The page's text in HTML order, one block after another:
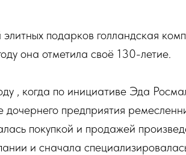
подарков голландская
она отметила своё 130-летие.
, когда по инициативе Эда
дочернего предприятия
покупкой и продажей
и сначала